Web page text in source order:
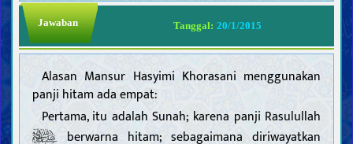
Jawaban Tanggal: 20/1/2015
Alasan Mansur Hasyimi Khorasani menggunakan
panji hitam ada empat:
Pertama, itu adalah Sunah; karena panji Rasulullah
berwarna hitam; sebagaimana diriwayatkan